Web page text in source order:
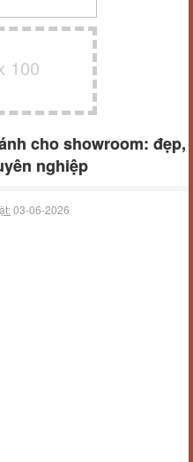
100
cho showroom: đẹp,
nghiệp
03-06-2026